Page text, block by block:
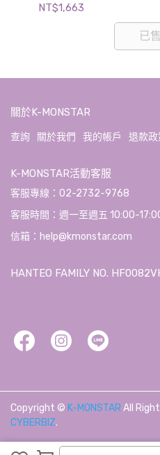
NT$1,663
已
關於K-MONSTAR
查詢 關於我們 我的帳戶 退款政
K-MONSTAR活動客服
客服專線：02-2732-9768
客服時間：週一至週五 10:00-
信箱：help@kmonstar.com
HANTEO FAMILY NO.
Copyright © K-MONSTAR All
CYBERBIZ.